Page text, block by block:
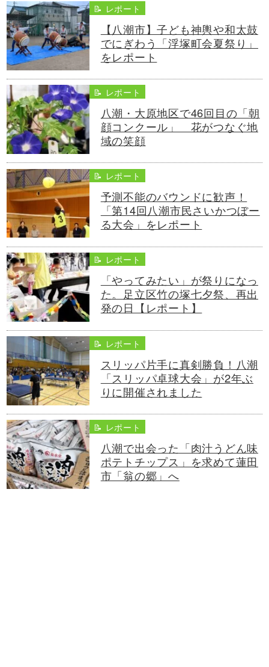
📝 レポート
【八潮市】子ども神輿や和太鼓
でにぎわう「浮塚町会夏祭り」
をレポート
📝 レポート
八潮・大原地区で46回目の「朝
顔コンクール」 花がつなぐ地
域の笑顔
📝 レポート
予測不能のバウンドに歓声！
「第14回八潮市民さいかつぼー
る大会」をレポート
📝 レポート
「やってみたい」が祭りになっ
た。足立区竹の塚七夕祭、再出
発の日【レポート】
📝 レポート
スリッパ片手に真剣勝負！八潮
「スリッパ卓球大会」が2年ぶ
りに開催されました
📝 レポート
八潮で出会った「肉汁うどん味
ポテトチップス」を求めて蓮田
市「翁の郷」へ